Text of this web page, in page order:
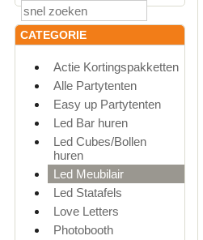
CATEGORIE
Actie Kortingspakketten
Alle Partytenten
Easy up Partytenten
Led Bar huren
Led Cubes/Bollen
huren
Led Meubilair
Led Statafels
Love Letters
Photobooth